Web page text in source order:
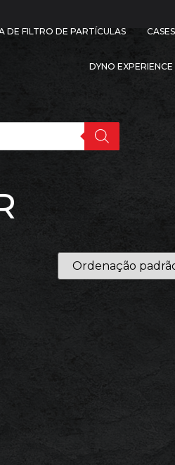
DE FILTRO DE PARTÍCULAS
DYNO EXPERIENCE